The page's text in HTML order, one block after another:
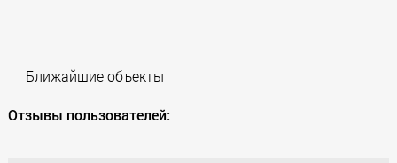
Ближайшие объекты
Отзывы пользователей: